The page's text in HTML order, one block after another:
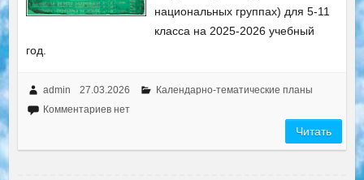
национальных группах) для 5-11
класса на 2025-2026 учебный
год.
admin 27.03.2026
Календарно-тематические планы
Комментариев нет
Читать